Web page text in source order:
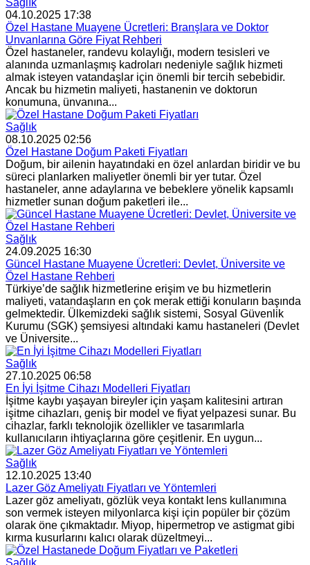
04.10.2025 17:38
Özel Hastane Muayene Ücretleri: Branşlara ve Doktor
Unvanlarına Göre Fiyat Rehberi
Özel hastaneler, randevu kolaylığı, modern tesisleri ve
alanında uzmanlaşmış kadroları nedeniyle sağlık hizmeti
almak isteyen vatandaşlar için önemli bir tercih sebebidir.
Ancak bu hizmetin maliyeti, hastanenin ve doktorun
konumuna, ünvanına...
Sağlık
08.10.2025 02:56
Özel Hastane Doğum Paketi Fiyatları
Doğum, bir ailenin hayatındaki en özel anlardan biridir ve bu
süreci planlarken maliyetler önemli bir yer tutar. Özel
hastaneler, anne adaylarına ve bebeklere yönelik kapsamlı
hizmetler sunan doğum paketleri ile...
Sağlık
24.09.2025 16:30
Güncel Hastane Muayene Ücretleri: Devlet, Üniversite ve
Özel Hastane Rehberi
Türkiye’de sağlık hizmetlerine erişim ve bu hizmetlerin
maliyeti, vatandaşların en çok merak ettiği konuların başında
gelmektedir. Ülkemizdeki sağlık sistemi, Sosyal Güvenlik
Kurumu (SGK) şemsiyesi altındaki kamu hastaneleri (Devlet
ve Üniversite...
Sağlık
27.10.2025 06:58
En İyi İşitme Cihazı Modelleri Fiyatları
İşitme kaybı yaşayan bireyler için yaşam kalitesini artıran
işitme cihazları, geniş bir model ve fiyat yelpazesi sunar. Bu
cihazlar, farklı teknolojik özellikler ve tasarımlarla
kullanıcıların ihtiyaçlarına göre çeşitlenir. En uygun...
Sağlık
12.10.2025 13:40
Lazer Göz Ameliyatı Fiyatları ve Yöntemleri
Lazer göz ameliyatı, gözlük veya kontakt lens kullanımına
son vermek isteyen milyonlarca kişi için popüler bir çözüm
olarak öne çıkmaktadır. Miyop, hipermetrop ve astigmat gibi
kırma kusurlarını kalıcı olarak düzeltmeyi...
Sağlık